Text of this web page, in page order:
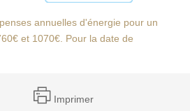
annuelles d'énergie pour un
et 1070€. Pour la date de
Imprimer